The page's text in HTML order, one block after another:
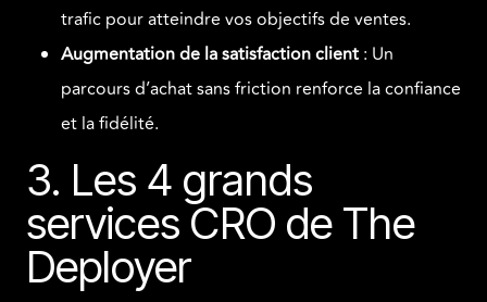
trafic pour atteindre vos objectifs de ventes.
Augmentation de la satisfaction client : Un
parcours d’achat sans friction renforce la confiance
et la fidélité.
3. Les 4 grands
services CRO de The
Deployer